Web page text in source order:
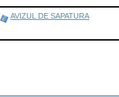
AVIZUL DE SAPATURA